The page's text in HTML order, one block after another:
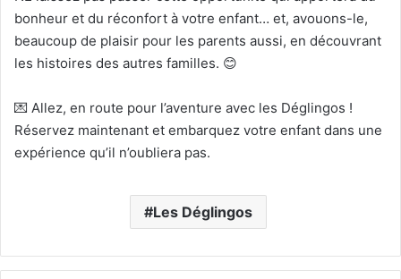
bonheur et du réconfort à votre enfant… et, avouons-le,
beaucoup de plaisir pour les parents aussi, en découvrant
les histoires des autres familles. 😊
💌 Allez, en route pour l’aventure avec les Déglingos !
Réservez maintenant et embarquez votre enfant dans une
expérience qu’il n’oubliera pas.
Les Déglingos